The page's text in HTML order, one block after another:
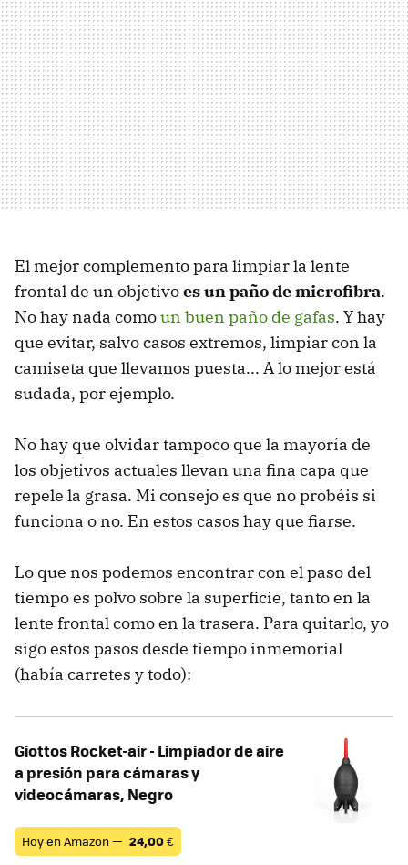
El mejor complemento para limpiar la lente
frontal de un objetivoes un paño de microfibra.
No hay nada comoun buen paño de gafas. Y hay
que evitar, salvo casos extremos, limpiar con la
camiseta que llevamos puesta... A lo mejor está
sudada, por ejemplo.
No hay que olvidar tampoco que la mayoría de
los objetivos actuales llevan una fina capa que
repele la grasa. Mi consejo es que no probéis si
funciona o no. En estos casos hay que fiarse.
Lo que nos podemos encontrar con el paso del
tiempo es polvo sobre la superficie, tanto en la
lente frontal como en la trasera. Para quitarlo, yo
sigo estos pasos desde tiempo inmemorial
(había carretes y todo):
Giottos Rocket-air - Limpiador de aire
a presión para cámaras y
videocámaras, Negro
Hoy en Amazon — 24,00€